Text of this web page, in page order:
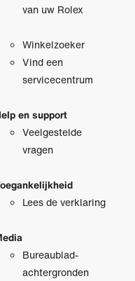
van uw Rolex
Winkelzoeker
Vind een
servicecentrum
en support
Veelgestelde
vragen
Lees de verklaring
Bureaublad­
achtergronden